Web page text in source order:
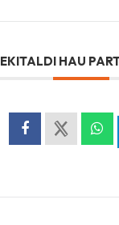
EKITALDI HAU